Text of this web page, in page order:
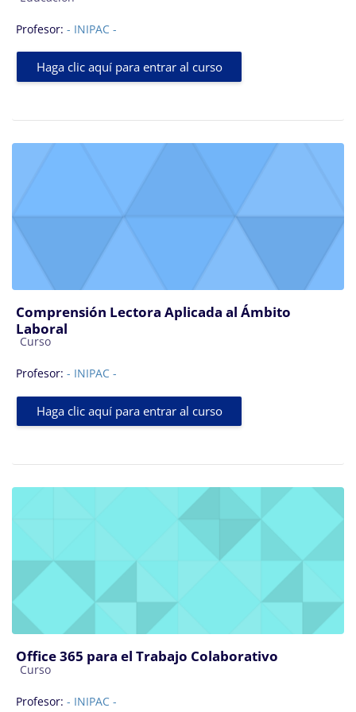
Profesor: - INIPAC -
Haga clic aquí para entrar al curso
Comprensión Lectora Aplicada al Ámbito
Laboral
Categoría de cursos
Curso
Profesor: - INIPAC -
Haga clic aquí para entrar al curso
Office 365 para el Trabajo Colaborativo
Categoría de cursos
Curso
Profesor: - INIPAC -